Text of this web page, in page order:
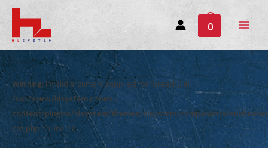
0
Main
Menu
Warning: Invalid argument supplied for foreach() in
/var/www/hlsystem.cz/wp-
content/plugins/hlsystem/themes/hlsystem/components/
cat.phpon line12